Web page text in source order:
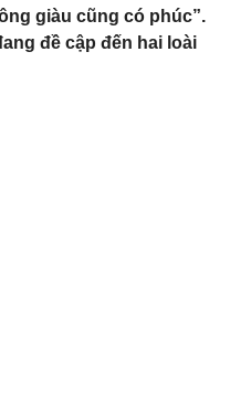
giàu cũng có phúc”.
đề cập đến hai loài